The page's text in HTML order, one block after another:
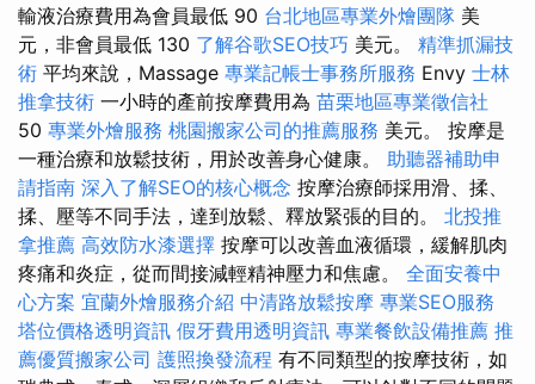
輸液治療費用為會員最低 90 台北地區專業外燴團隊 美
元，非會員最低 130 了解谷歌SEO技巧 美元。 精準抓漏技
術 平均來說，Massage 專業記帳士事務所服務 Envy 士林
推拿技術 一小時的產前按摩費用為 苗栗地區專業徵信社
50 專業外燴服務 桃園搬家公司的推薦服務 美元。 按摩是
一種治療和放鬆技術，用於改善身心健康。 助聽器補助申
請指南 深入了解SEO的核心概念 按摩治療師採用滑、揉、
揉、壓等不同手法，達到放鬆、釋放緊張的目的。 北投推
拿推薦 高效防水漆選擇 按摩可以改善血液循環，緩解肌肉
疼痛和炎症，從而間接減輕精神壓力和焦慮。 全面安養中
心方案 宜蘭外燴服務介紹 中清路放鬆按摩 專業SEO服務
塔位價格透明資訊 假牙費用透明資訊 專業餐飲設備推薦 推
薦優質搬家公司 護照換發流程 有不同類型的按摩技術，如